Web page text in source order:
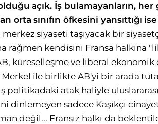
açık. İş bulamayanların, her
orta sınıfın öfkesini yansıttığı
siyaseti taşıyacak bir
rağmen kendisini Fransa halkına
küreselleşme ve liberal ekonomik
ile birlikte AB'yi bir arada
politikadaki atak haliyle
dinlemeyen sadece Kaşıkçı
değil... Fransız halkı da